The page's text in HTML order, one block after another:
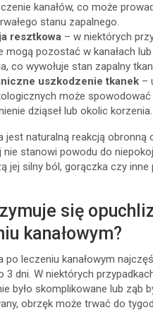
kanałów, co może
stanu zapalnego.
resztkowa – w niektórych
mogą pozostać w kanałach lub
co wywołuje stan zapalny
uszkodzenie tkanek –
może spowodować
dziąseł lub okolic korzenia.
jest naturalną reakcją obronną
nie stanowi powodu do
jej silny ból, gorączka czy inne
się
kanałowym?
po leczeniu kanałowym
3 dni. W niektórych
było skomplikowane lub ząb
obrzęk może trwać do